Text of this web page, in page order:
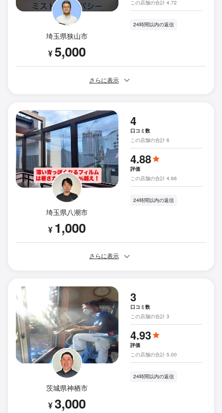
埼玉県狭山市
¥5,000
この店舗の合計 4.72
24時間以内の返信
さらに表示
埼玉県八潮市
¥ 1,000
4
口コミ数
この店舗の合計 6
4.88
評価
この店舗の合計 4.66
24時間以内の返信
さらに表示
茨城県神栖市
¥3,000
3
口コミ数
この店舗の合計 3
4.93
評価
この店舗の合計 5.00
24時間以内の返信